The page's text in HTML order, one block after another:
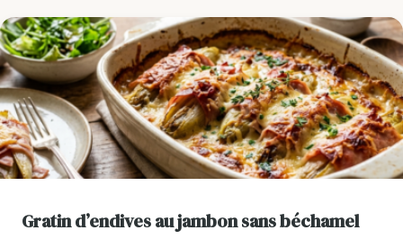
Gratin d’endives au jambon sans béchamel